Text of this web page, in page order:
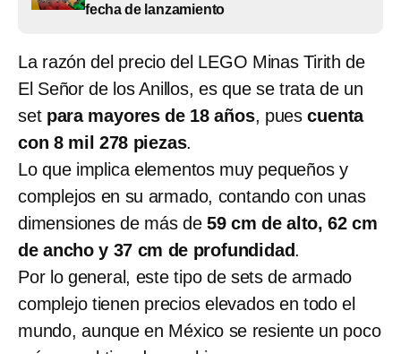
fecha de lanzamiento
La razón del precio del LEGO Minas Tirith de
El Señor de los Anillos, es que se trata de un
set para mayores de 18 años, puescuenta
con 8 mil 278 piezas.
Lo que implica elementos muy pequeños y
complejos en su armado, contando con unas
dimensiones de más de59 cm de alto, 62 cm
de ancho y 37 cm de profundidad.
Por lo general, este tipo de sets de armado
complejo tienen precios elevados en todo el
mundo, aunque en México se resiente un poco